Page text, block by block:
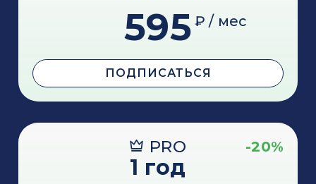
595 ₽ / мес
ПОДПИСАТЬСЯ
PRO -20%
1 год